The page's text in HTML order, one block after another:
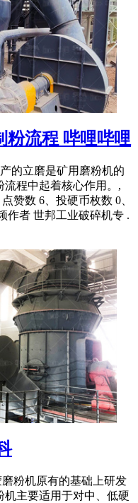
粉流程 哔哩哔哩
的立磨是矿用磨粉机的
程中起着核心作用。,
赞数 6、投硬币枚数 0、
作者 世邦工业破碎机专 .
粉机原有的基础上研发
机主要适用于对中、低硬